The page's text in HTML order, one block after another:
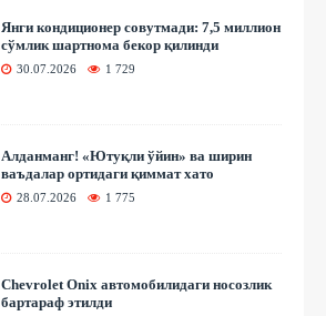
Янги кондиционер совутмади: 7,5 миллион
сўмлик шартнома бекор қилинди
30.07.2026 1 729
Алданманг! «Ютуқли ўйин» ва ширин
ваъдалар ортидаги қиммат хато
28.07.2026 1 775
Chevrolet Onix автомобилидаги носозлик
бартараф этилди